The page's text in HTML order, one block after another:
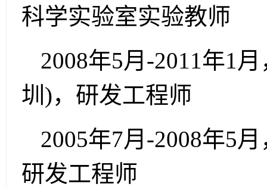
科学实验室实验教师
2008年5月-2011年1
圳)，研发工程师
2005年7月-2008年5
研发工程师